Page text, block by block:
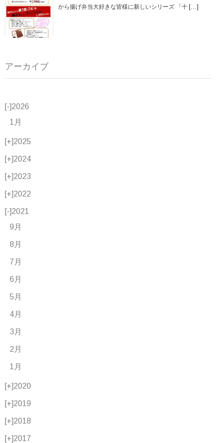
から揚げ弁当大好きな皆様に新しいシリーズ 「十 […]
アーカイブ
[-]2026
1月
[+]2025
[+]2024
[+]2023
[+]2022
[-]2021
9月
8月
7月
6月
5月
4月
3月
2月
1月
[+]2020
[+]2019
[+]2018
[+]2017